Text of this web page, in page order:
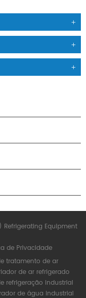
Equipment
de Privacidade
tratamento de ar
de ar refrigerado
refrigeração industrial
de água industrial